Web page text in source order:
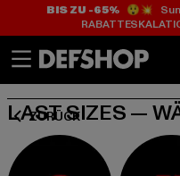
BIS ZU -65%😲💥
ZURÜCK
LAST SIZES —